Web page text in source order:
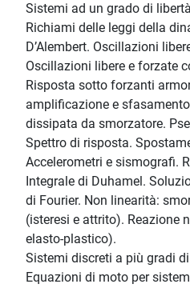
Sistemi ad un grado di
Richiami delle leggi della
D’Alembert. Oscillazioni
Oscillazioni libere e forzate
Risposta sotto forzanti
amplificazione e
dissipata da smorzatore.
Spettro di risposta.
Accelerometri e sismografi.
Integrale di Duhamel.
di Fourier. Non linearità:
(isteresi e attrito). Reazione
elasto-plastico).
Sistemi discreti a più gradi
Equazioni di moto per